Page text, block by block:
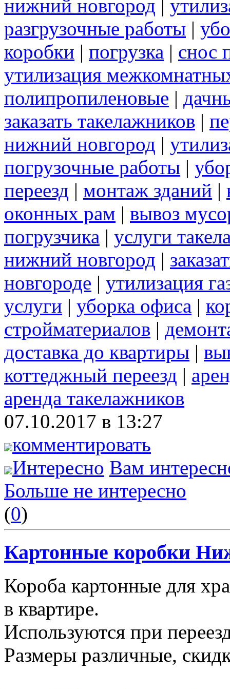
нижний новгород |
разгрузочные работы |
коробки | погрузка | снос
утилизация
полипропиленовые |
заказать такелажников |
нижний новгород |
погрузочные работы |
переезд | монтаж зданий |
оконных рам | вывоз
погрузчика | услуги
нижний новгород |
новгороде | утилизация
услуги | уборка офиса |
стройматериалов |
доставка до квартиры |
коттеджный переезд |
аренда такелажников
07.10.2017 в 13:27
комментировать
Интересно Вам
Больше не интересно
(0)
Картонные коробки
Короба картонные для
в квартире.
Используются при
Размеры различные,